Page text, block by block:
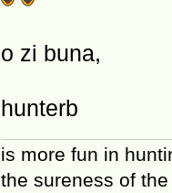
o zi buna,
hunterb
is more fun in
the sureness of